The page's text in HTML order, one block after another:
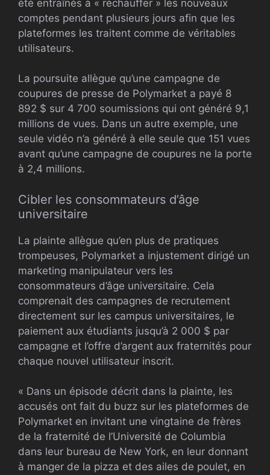
été entraînés à « réchauffer » les nouveaux
comptes pendant plusieurs jours afin que les
plateformes les traitent comme de véritables
utilisateurs.
La poursuite allègue qu’une campagne de
coupures de presse de Polymarket a payé 8
892 $ sur 4 700 soumissions qui ont généré 9,1
millions de vues. Dans un autre exemple, une
seule vidéo n’a généré à elle seule que 151 vues
avant qu’une campagne de coupures ne la porte
à 2,4 millions.
Cibler les consommateurs d’âge
universitaire
La plainte allègue qu’en plus de pratiques
trompeuses, Polymarket a injustement dirigé un
marketing manipulateur vers les
consommateurs d’âge universitaire. Cela
comprenait des campagnes de recrutement
directement sur les campus universitaires, le
paiement aux étudiants jusqu’à 2 000 $ par
campagne et l’offre d’argent aux fraternités pour
chaque nouvel utilisateur inscrit.
« Dans un épisode décrit dans la plainte, les
accusés ont fait du buzz sur les plateformes de
Polymarket en invitant une vingtaine de frères
de la fraternité de l’Université de Columbia
dans leur bureau de New York, en leur donnant
à manger de la pizza et des ailes de poulet, en